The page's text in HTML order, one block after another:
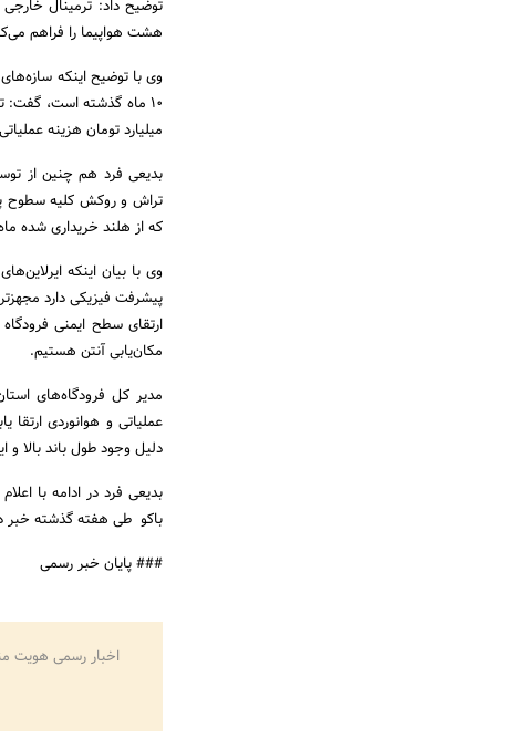
هشت هواپیما را فراهم
میلیارد تومان هزینه
تراش و روکش کلیه سطوح
که از هلند خریداری شده
پیشرفت فیزیکی دارد
ارتقای سطح ایمنی
مکان‌یابی آنتن هستیم.
مدیر کل فرودگاه‌های
عملیاتی و هوانوردی ارتقا
دلیل وجود طول باند بالا
باکو طی هفته گذشته
### پایان خبر رسمی
اخبار رسمی هویت